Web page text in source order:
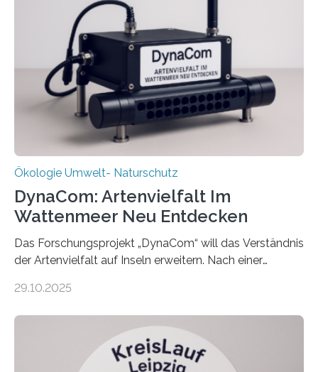
Ökologie Umwelt- Naturschutz
DynaCom: Artenvielfalt Im
Wattenmeer Neu Entdecken
Das Forschungsprojekt „DynaCom“ will das Verständnis
der Artenvielfalt auf Inseln erweitern. Nach einer
Beobachtungen im Wattenmeer ist nun eine große
Oldenburg befassen sich insbesondere damit, wie ein
Ökosystem gedeiht – und wie sich dieser Prozess
verlässlich prognostizieren lässt. Grünes Licht für
29.10.2025